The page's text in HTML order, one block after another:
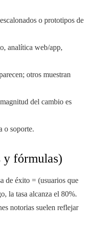
o prototipos de
analítica web/app,
otros muestran
del cambio es
o soporte.
y fórmulas)
de éxito = (usuarios que
la tasa alcanza el 80%.
notorias suelen reflejar